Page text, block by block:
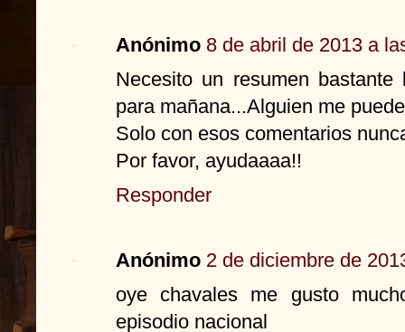
Anónimo 8 de abril de 2013 a
Necesito un resumen
para mañana...Alguien me
Solo con esos comentarios
Por favor, ayudaaaa!!
Responder
Anónimo 2 de diciembre de
oye chavales me gusto
episodio nacional